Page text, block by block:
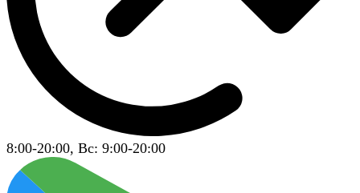
8:00-20:00, Вс: 9:00-20:00